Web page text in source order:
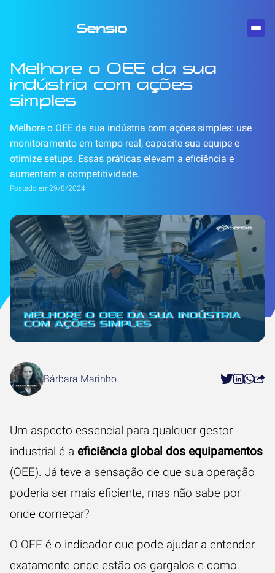
Melhore o OEE da sua
indústria com ações
simples
Melhore o OEE da sua indústria com ações simples: use
monitoramento em tempo real, capacite sua equipe e
otimize setups. Essas práticas elevam a eficiência e
aumentam a competitividade.
Postado em29/8/2024
Bárbara Marinho
Um aspecto essencial para qualquer gestor
industrial é a eficiência global dos equipamentos
(OEE). Já teve a sensação de que sua operação
poderia ser mais eficiente, mas não sabe por
onde começar?
O OEE é o indicador que pode ajudar a entender
exatamente onde estão os gargalos e como